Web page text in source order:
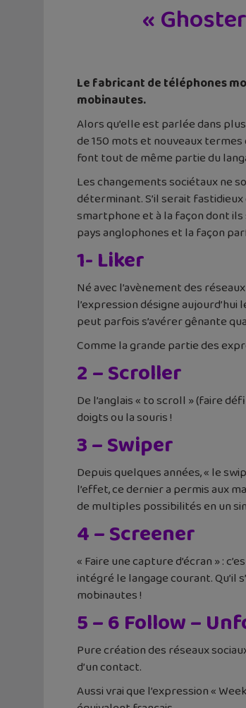
«
Le fabricant de téléphones
mobinautes.
Alors qu’elle est parlée dans
de 150 mots et nouveaux
font tout de même partie du
Les changements sociétaux ne
déterminant. S’il serait
smartphone et à la façon dont
pays anglophones et la façon
1- Liker
Né avec l’avènement des
l’expression désigne
peut parfois s’avérer gênante
Comme la grande partie des
2 – Scroller
De l’anglais « to scroll » (faire
doigts ou la souris !
3 – Swiper
Depuis quelques années, « le
l’effet, ce dernier a permis aux
de multiples possibilités en un
4 – Screener
« Faire une capture d’écran » :
intégré le langage courant. Qu’il
mobinautes !
5 – 6 Follow –
Pure création des réseaux
d’un contact.
Aussi vrai que l’expression «